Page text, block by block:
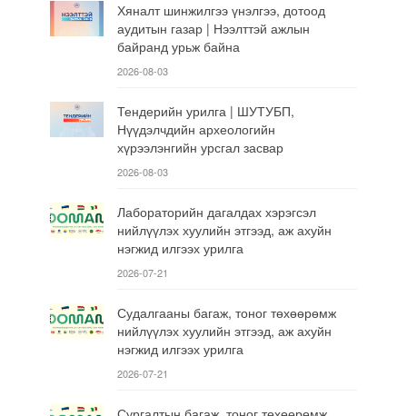
Хяналт шинжилгээ үнэлгээ, дотоод
аудитын газар | Нээлттэй ажлын
байранд урьж байна
2026-08-03
Тендерийн урилга | ШУТУБП,
Нүүдэлчдийн археологийн
хүрээлэнгийн урсгал засвар
2026-08-03
Лабораторийн дагалдах хэрэгсэл
нийлүүлэх хуулийн этгээд, аж ахуйн
нэгжид илгээх урилга
2026-07-21
Судалгааны багаж, тоног төхөөрөмж
нийлүүлэх хуулийн этгээд, аж ахуйн
нэгжид илгээх урилга
2026-07-21